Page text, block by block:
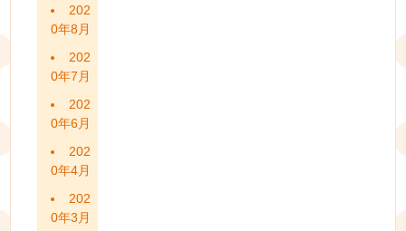
202
0年8月
202
0年7月
202
0年6月
202
0年4月
202
0年3月